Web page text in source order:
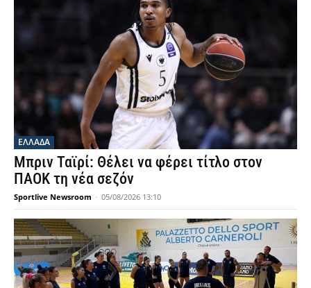
ΕΛΛΑΔΑ
Μπριν Ταϊρί: Θέλει να φέρει τίτλο στον
ΠΑΟΚ τη νέα σεζόν
Sportlive Newsroom - 05/08/2026 13:10